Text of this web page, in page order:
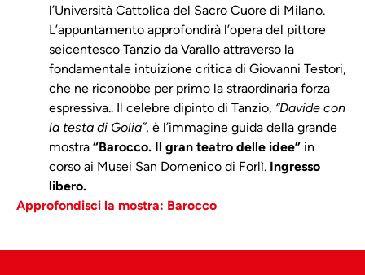
l’Università Cattolica del Sacro Cuore di Milano.
L’appuntamento approfondirà l’opera del pittore
seicentesco Tanzio da Varallo attraverso la
fondamentale intuizione critica di Giovanni Testori,
che ne riconobbe per primo la straordinaria forza
espressiva.. Il celebre dipinto di Tanzio, “Davide con
la testa di Golia”, è l’immagine guida della grande
mostra “Barocco. Il gran teatro delle idee” in
corso ai Musei San Domenico di Forlì. Ingresso
libero.
Approfondisci la mostra: Barocco